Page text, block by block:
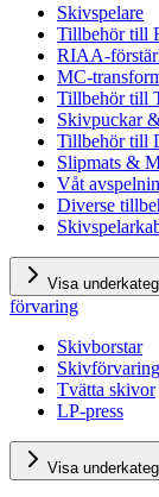
Skivspelare
Tillbehör till
RIAA-
MC-
Tillbehör till
Skivpuckar
Tillbehör till
Slipmats &
Våt
Diverse
Visa
förvaring
Skivborstar
Skivförvaring
Tvätta skivor
LP-press
Visa